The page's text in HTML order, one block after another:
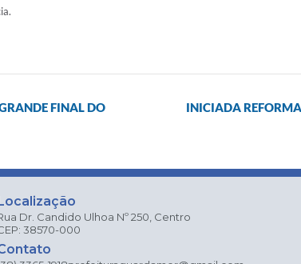
FINAL DO
INICIADA
Dr. Candido Ulhoa Nº 250, Centro
38570-000